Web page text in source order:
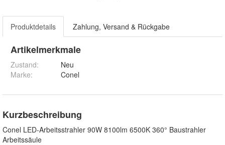
Produktdetails Zahlung, Versand & Rückgabe
Artikelmerkmale
Zustand:
Neu
Marke:
Conel
Kurzbeschreibung
Conel LED-Arbeitsstrahler 90W 8100lm 6500K 360° Baustrahler
Arbeitssäule